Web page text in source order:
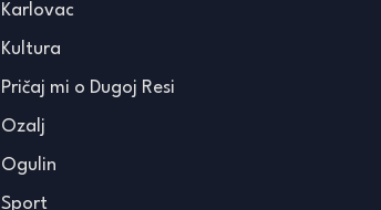
Karlovac
Kultura
Pričaj mi o Dugoj Resi
Ozalj
Ogulin
Sport